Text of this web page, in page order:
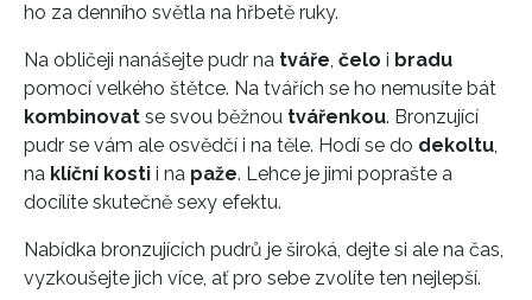
ho za denního světla na hřbetě ruky.
Na obličeji nanášejte pudr na tváře, čelo i bradu
pomocí velkého štětce. Na tvářích se ho nemusíte bát
kombinovat se svou běžnou tvářenkou. Bronzující
pudr se vám ale osvědčí i na těle. Hodí se do dekoltu,
na klíční kosti i na paže. Lehce je jimi poprašte a
docílíte skutečně sexy efektu.
Nabídka bronzujících pudrů je široká, dejte si ale na čas,
vyzkoušejte jich více, ať pro sebe zvolíte ten nejlepší.